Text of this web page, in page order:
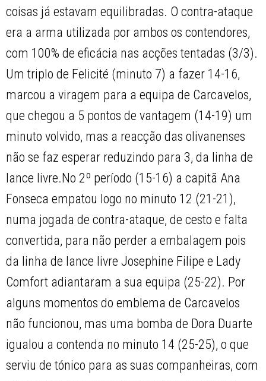
coisas já estavam equilibradas. O contra-ataque
era a arma utilizada por ambos os contendores,
com 100% de eficácia nas acções tentadas (3/3).
Um triplo de Felicité (minuto 7) a fazer 14-16,
marcou a viragem para a equipa de Carcavelos,
que chegou a 5 pontos de vantagem (14-19) um
minuto volvido, mas a reacção das olivanenses
não se faz esperar reduzindo para 3, da linha de
lance livre.No 2º período (15-16) a capitã Ana
Fonseca empatou logo no minuto 12 (21-21),
numa jogada de contra-ataque, de cesto e falta
convertida, para não perder a embalagem pois
da linha de lance livre Josephine Filipe e Lady
Comfort adiantaram a sua equipa (25-22). Por
alguns momentos do emblema de Carcavelos
não funcionou, mas uma bomba de Dora Duarte
igualou a contenda no minuto 14 (25-25), o que
serviu de tónico para as suas companheiras, com